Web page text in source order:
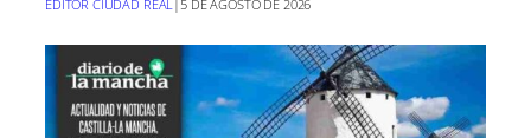
EDITOR CIUDAD REAL | 5 DE AGOSTO DE 2026